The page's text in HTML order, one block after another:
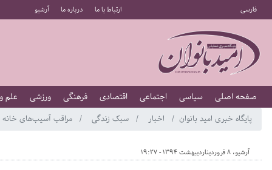
فارسی ارتباط با ما درباره ما آرشیو
صفحه اصلی سیاسی اجتماعی اقتصادی فرهنگی ورزشی علم
پایگاه خبری امید بانوان اخبار سبک زندگی مراقب آسیب‌های خانه
آرشیو، 8 فروردیناردیبهشت 1394 - 19:27